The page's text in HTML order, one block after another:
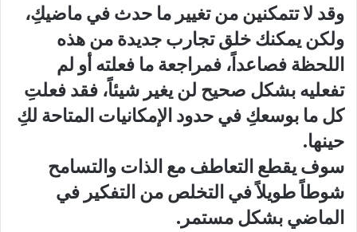
وقد لا تتمكنين من تغيير ما حدث في ماضيكِ،
ولكن يمكنك خلق تجارب جديدة من هذه
اللحظة فصاعداً، فمراجعة ما فعلته أو لم
تفعليه بشكل صحيح لن يغير شيئاً، فقد فعلتِ
كل ما بوسعكِ في حدود الإمكانيات المتاحة لكِ
حينها.
سوف يقطع التعاطف مع الذات والتسامح
شوطاً طويلاً في التخلص من التفكير في
الماضي بشكل مستمر.